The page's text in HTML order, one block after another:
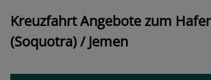
Kreuzfahrt Angebote zum
(Soquotra) / Jemen